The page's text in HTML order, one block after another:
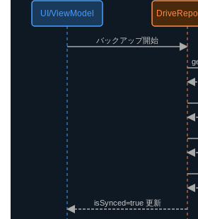
UI/ViewModel
バックアップ開始
isSynced=true 更新